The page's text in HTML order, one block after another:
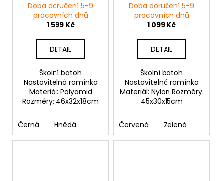
Doba doručení 5-9
pracovních dnů
1 599 Kč
DETAIL
Školní batoh
Nastavitelná ramínka
Materiál: Polyamid
Rozměry: 46x32x18cm
Černá Hnědá
Doba doručení 5-9
pracovních dnů
1 099 Kč
DETAIL
Školní batoh
Nastavitelná ramínka
Materiál: Nylon Rozměry:
45x30x15cm
Červená Zelená